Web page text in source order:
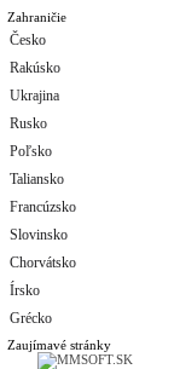
Zahraničie
Česko
Rakúsko
Ukrajina
Rusko
Poľsko
Taliansko
Francúzsko
Slovinsko
Chorvátsko
Írsko
Grécko
Zaujímavé stránky